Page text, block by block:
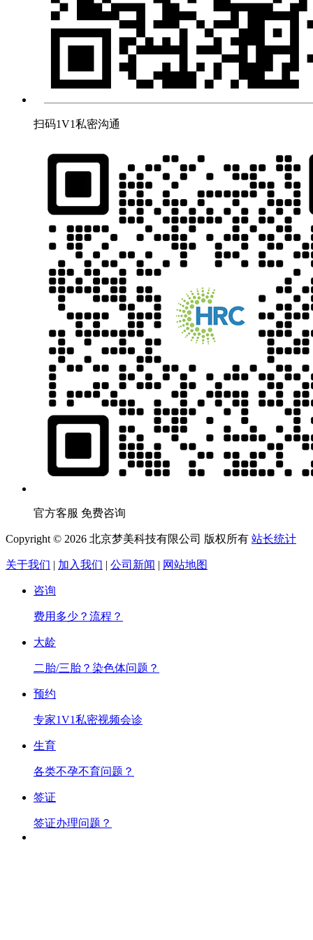
扫码1V1私密沟通
官方客服 免费咨询
Copyright © 2026 北京梦美科技有限公司 版权所有 站长统计
关于我们 | 加入我们 | 公司新闻 | 网站地图
咨询
费用多少？流程？
大龄
二胎/三胎？染色体问题？
预约
专家1V1私密视频会诊
生育
各类不孕不育问题？
签证
签证办理问题？